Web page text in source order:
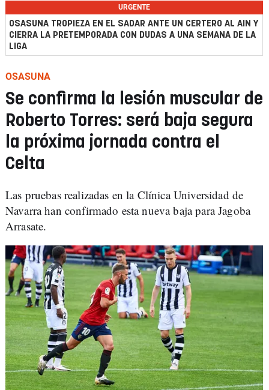
URGENTE
OSASUNA TROPIEZA EN EL SADAR ANTE UN CERTERO AL AIN Y
CIERRA LA PRETEMPORADA CON DUDAS A UNA SEMANA DE LA
LIGA
OSASUNA
Se confirma la lesión muscular de
Roberto Torres: será baja segura
la próxima jornada contra el
Celta
Las pruebas realizadas en la Clínica Universidad de
Navarra han confirmado esta nueva baja para Jagoba
Arrasate.